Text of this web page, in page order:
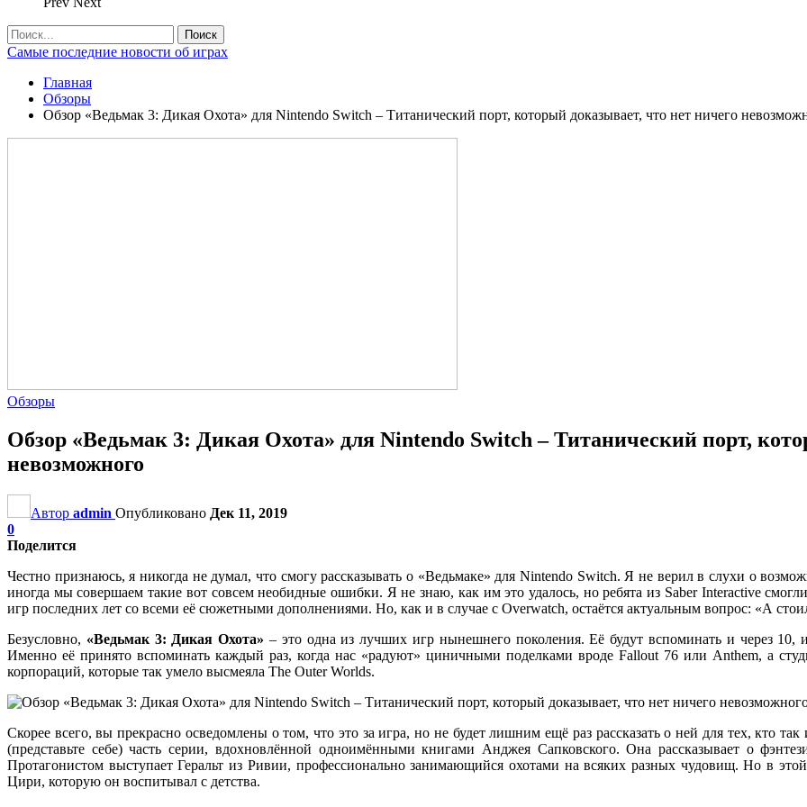
Самые последние новости об играх
Главная
Обзоры
Обзор «Ведьмак 3: Дикая Охота» для Nintendo Switch – Титанический порт, который доказывает, что нет ничего
Обзоры
Обзор «Ведьмак 3: Дикая Охота» для Nintendo Switch – Титанический порт,
невозможного
Автор admin Опубликовано Дек 11, 2019
0
Поделится
Честно признаюсь, я никогда не думал, что смогу рассказывать о «Ведьмаке» для Nintendo Switch. Я не верил в слухи о
иногда мы совершаем такие вот совсем необидные ошибки. Я не знаю, как им это удалось, но ребята из Saber Interactive
игр последних лет со всеми её сюжетными дополнениями. Но, как и в случае с Overwatch, остаётся актуальным вопрос: «А
Безусловно, «Ведьмак 3: Дикая Охота» – это одна из лучших игр нынешнего поколения. Её будут вспоминать и через 10,
Именно её принято вспоминать каждый раз, когда нас «радуют» циничными поделками вроде Fallout 76 или Anthem, а
корпораций, которые так умело высмеяла The Outer Worlds.
Скорее всего, вы прекрасно осведомлены о том, что это за игра, но не будет лишним ещё раз рассказать о ней для тех, кто
(представьте себе) часть серии, вдохновлённой одноимёнными книгами Анджея Сапковского. Она рассказывает о
Протагонистом выступает Геральт из Ривии, профессионально занимающийся охотами на всяких разных чудовищ. Но в
Цири, которую он воспитывал с детства.